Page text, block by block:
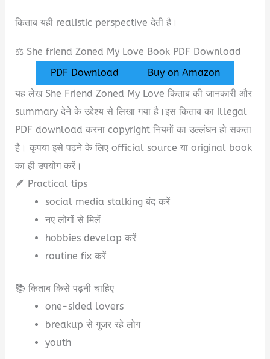
किताब यही realistic perspective देती है।
⚖️ She friend Zoned My Love Book PDF Download
PDF Download
Buy on Amazon
यह लेख She Friend Zoned My Love किताब की जानकारी और
summary देने के उद्देश्य से लिखा गया है।इस किताब का illegal
PDF download करना copyright नियमों का उल्लंघन हो सकता
है। कृपया इसे पढ़ने के लिए official source या original book
का ही उपयोग करें।
🪶 Practical tips
social media stalking बंद करें
नए लोगों से मिलें
hobbies develop करें
routine fix करें
📚 किताब किसे पढ़नी चाहिए
one-sided lovers
breakup से गुजर रहे लोग
youth